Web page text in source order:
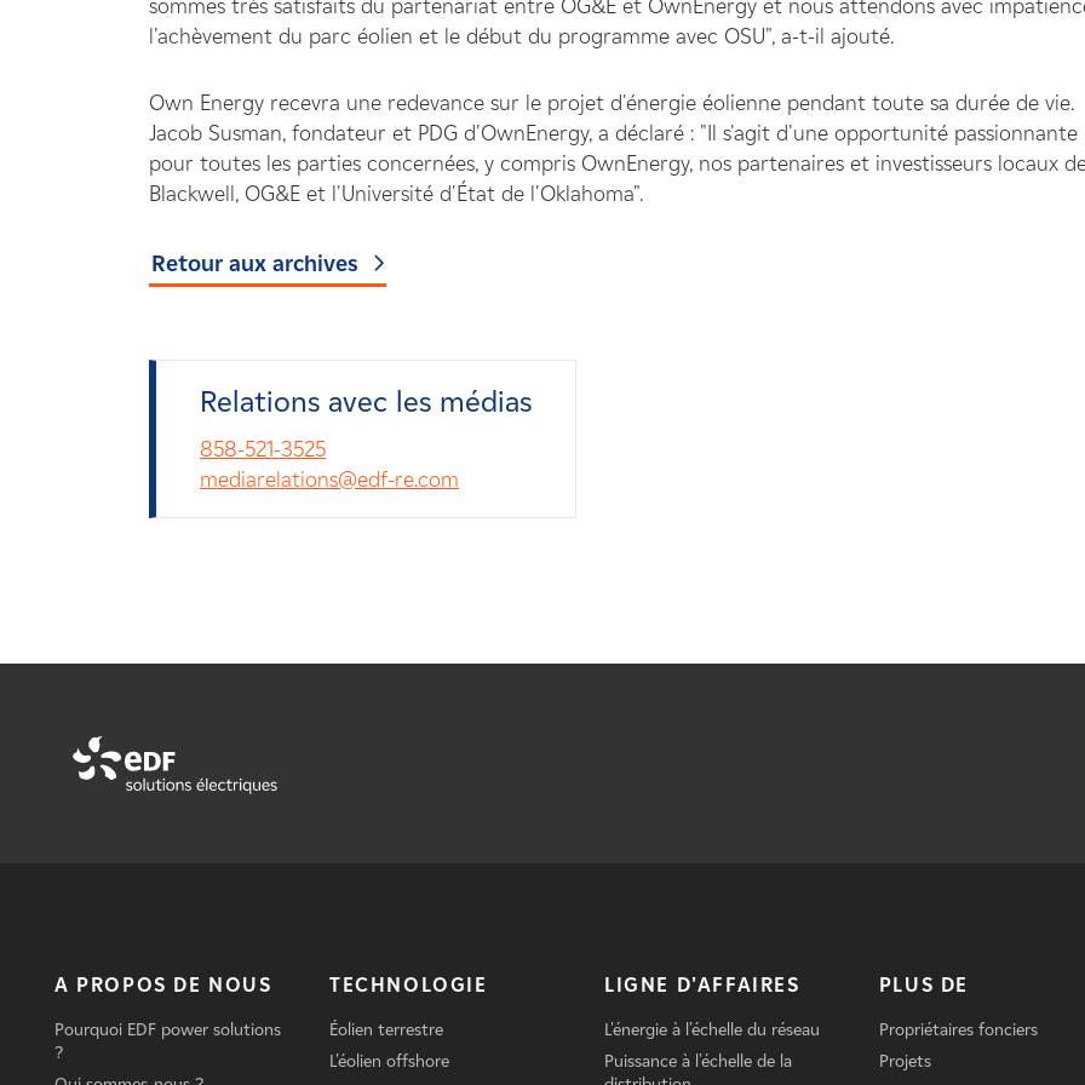
sommes très satisfaits du partenariat entre OG&E et OwnEnergy et nous attendons avec
l'achèvement du parc éolien et le début du programme avec OSU", a-t-il ajouté.
Own Energy recevra une redevance sur le projet d'énergie éolienne pendant toute sa durée de vie.
Jacob Susman, fondateur et PDG d'OwnEnergy, a déclaré : "Il s'agit d'une opportunité passionnante
pour toutes les parties concernées, y compris OwnEnergy, nos partenaires et investisseurs locaux
Blackwell, OG&E et l'Université d'État de l'Oklahoma".
Retour aux archives
Relations avec les médias
858-521-3525
mediarelations@edf-re.com
A PROPOS DE NOUS
Pourquoi EDF power solutions
?
TECHNOLOGIE
Éolien terrestre
L'éolien offshore
LIGNE D'AFFAIRES
L'énergie à l'échelle du réseau
Puissance à l'échelle de la
PLUS DE
Propriétaires fonciers
Projets